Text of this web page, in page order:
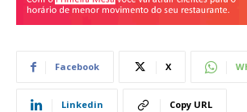
Facebook X
Linkedin Copy URL